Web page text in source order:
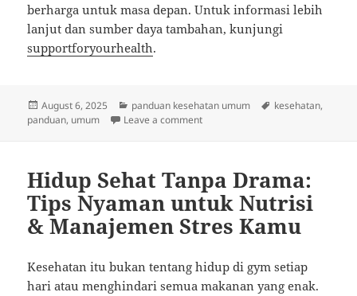
berharga untuk masa depan. Untuk informasi lebih
lanjut dan sumber daya tambahan, kunjungi
supportforyourhealth.
Posted
on
August 6, 2025 Categories
panduan kesehatan umum Tags
kesehatan,
panduan, umum Leave a commenton Jalan Santai Menuju
Hidup Sehat Tanpa Drama:
Tips Nyaman untuk Nutrisi
& Manajemen Stres Kamu
Kesehatan itu bukan tentang hidup di gym setiap
hari atau menghindari semua makanan yang enak.